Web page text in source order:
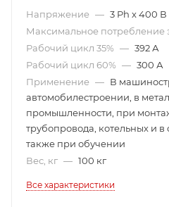
Напряжение — 3 Ph x 400 В
Максимальное потребление
Рабочий цикл 35% — 392 А
Рабочий цикл 60% — 300 А
Применение — В
автомобилестроении, в
промышленности, при
трубопровода, котельных и
также при обучении
Вес, кг — 100 кг
Все характеристики